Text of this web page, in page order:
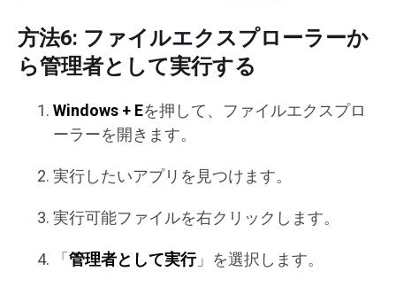
方法6: ファイルエクスプローラーか
ら管理者として実行する
Windows + Eを押して、ファイルエクスプロ
ーラーを開きます。
実行したいアプリを見つけます。
実行可能ファイルを右クリックします。
「 管理者として実行」を選択します。